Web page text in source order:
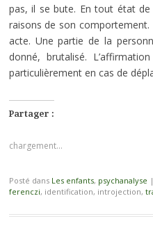
pas, il se bute. En tout état
raisons de son comportement.
acte. Une partie de la
donné, brutalisé.
particulièrement en cas de
Partager :
chargement…
Posté dans Les enfants, psychanalyse |
ferenczi, identification, introjection,